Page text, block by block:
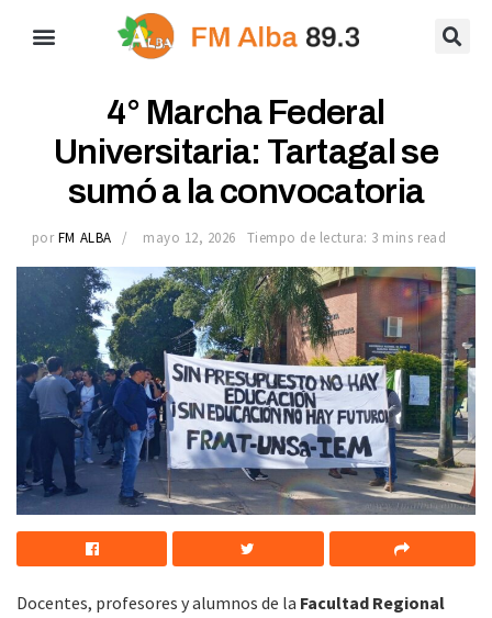
4° Marcha Federal
Universitaria: Tartagal se
sumó a la convocatoria
por FM ALBA mayo 12, 2026 Tiempo de lectura: 3 mins read
Docentes, profesores y alumnos de la Facultad Regional